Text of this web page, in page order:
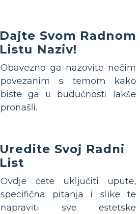
Dajte Svom Radnom
Listu Naziv!
Obavezno ga nazovite nečim
povezanim s temom kako
biste ga u budućnosti lakše
pronašli.
Uredite Svoj Radni
List
Ovdje ćete uključiti upute,
specifična pitanja i slike te
napraviti sve estetske